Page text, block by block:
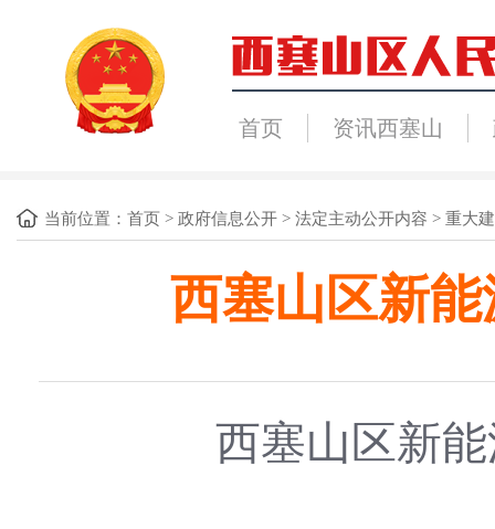
首页 资讯西塞山
当前位置： 首页 > 政府信息公开 > 法定主动公开内容 > 重大
西塞山区新
西塞山区新